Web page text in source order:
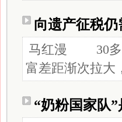
向遗产征税仍
马红漫 30多年
富差距渐次拉大
“奶粉国家队”